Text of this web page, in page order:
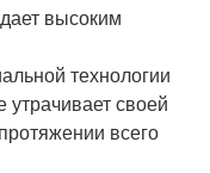
высоким
технологии
своей
всего